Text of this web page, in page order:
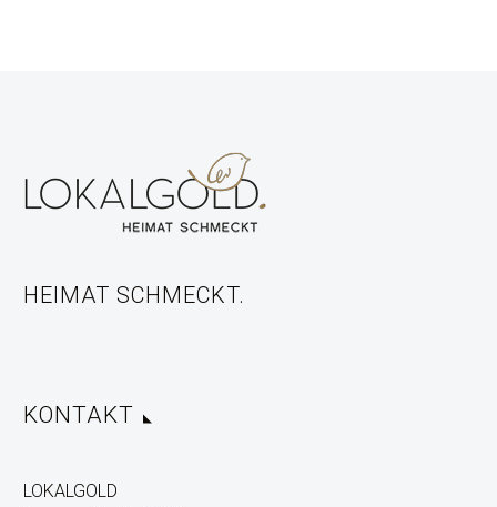
HEIMAT SCHMECKT.
KONTAKT
LOKALGOLD